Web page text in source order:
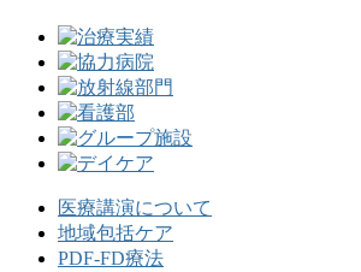
医療講演について
地域包括ケア
PDF-FD療法